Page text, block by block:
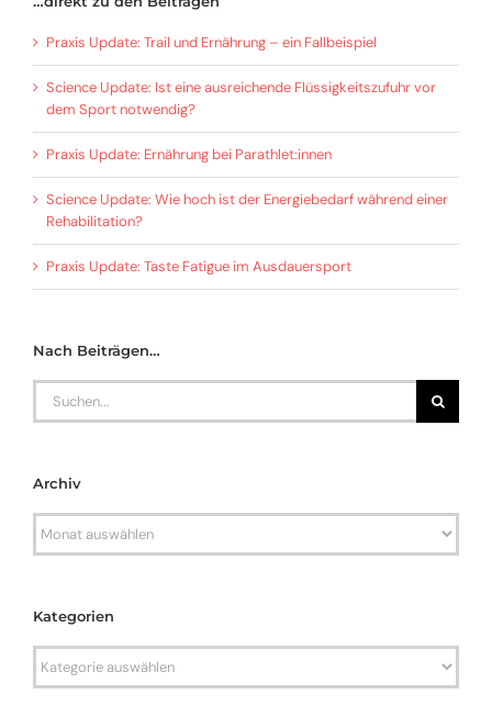
Praxis Update: Trail und Ernährung – ein Fallbeispiel
Science Update: Ist eine ausreichende Flüssigkeitszufuhr vor
dem Sport notwendig?
Praxis Update: Ernährung bei Parathlet:innen
Science Update: Wie hoch ist der Energiebedarf während einer
Rehabilitation?
Praxis Update: Taste Fatigue im Ausdauersport
Nach Beiträgen…
Search
Archiv
Archiv
Kategorien
Kategorien